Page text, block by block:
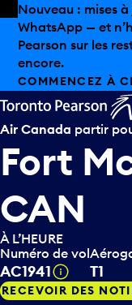
Skip to offers
Passer au
Les aubaines
Magasinage hors
plus encore.
DÉCOUVREZ
Air Canadapartir
Fort
CAN
À L’HEURE
Numéro de vol
AC1941 Infobulle
T1
RECEVOIR DES